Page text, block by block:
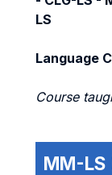
LS
Language
Course
MM-LS